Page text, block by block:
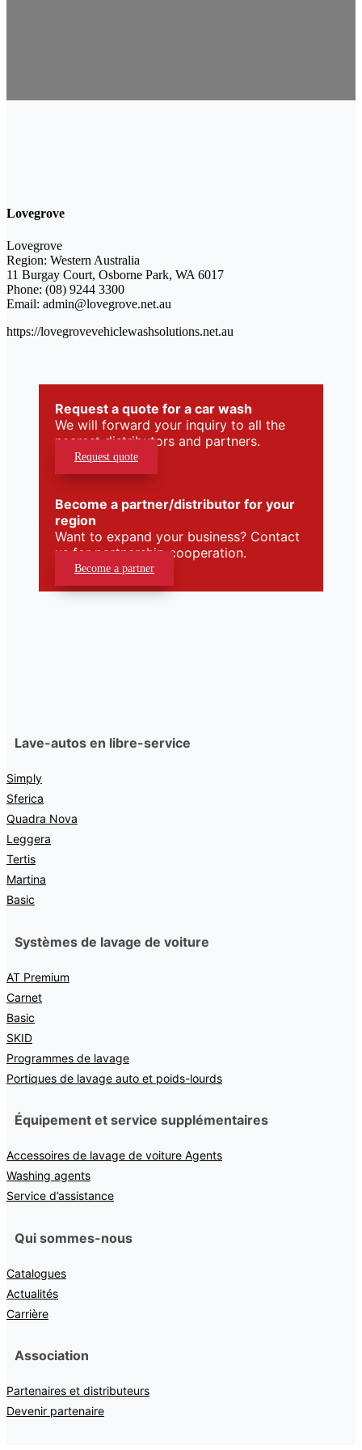
Lovegrove
Lovegrove
Region: Western Australia
11 Burgay Court, Osborne Park, WA 6017
Phone: (08) 9244 3300
Email: admin@lovegrove.net.au
https://lovegrovevehiclewashsolutions.net.au
Request a quote for a car wash
We will forward your inquiry to all the
nearest distributors and partners.
Request quote
Become a partner/distributor for your
region
Want to expand your business? Contact
us for partnership cooperation.
Become a partner
Lave-autos en libre-service
Simply
Sferica
Quadra Nova
Leggera
Tertis
Martina
Basic
Systèmes de lavage de voiture
AT Premium
Carnet
Basic
SKID
Programmes de lavage
Portiques de lavage auto et poids-lourds
Équipement et service supplémentaires
Accessoires de lavage de voiture Agents
Washing agents
Service d’assistance
Qui sommes-nous
Catalogues
Actualités
Carrière
Association
Partenaires et distributeurs
Devenir partenaire